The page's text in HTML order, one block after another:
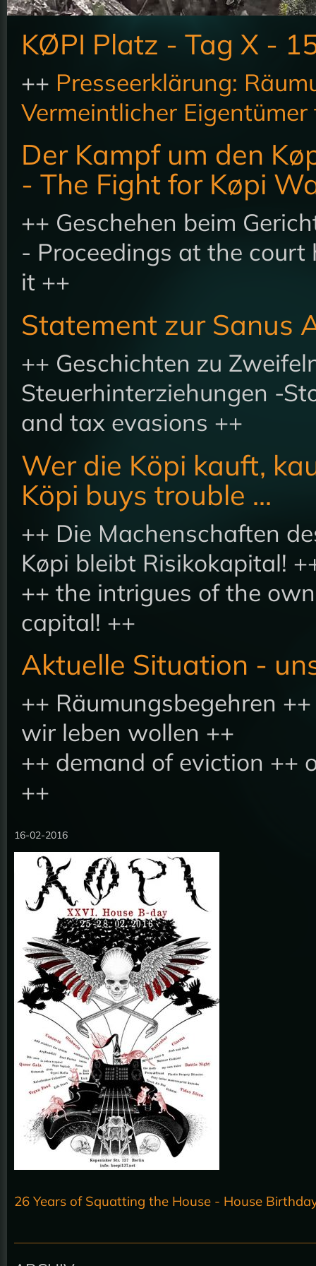
KØPI Platz - Tag X -
++ Presseerklärung:
Vermeintlicher
Der Kampf um den
- The Fight for Køpi
++ Geschehen beim
- Proceedings at the
it ++
Statement zur Sanus
++ Geschichten zu
Steuerhinterziehungen -
and tax evasions ++
Wer die Köpi kauft,
Köpi buys trouble ...
++ Die Machenschaften
Køpi bleibt Risikokapital!
++ the intrigues of the
capital! ++
Aktuelle Situation -
++ Räumungsbegehren
wir leben wollen ++
++ demand of eviction ++
++
16-02-2016
26 Years of Squatting the House - House